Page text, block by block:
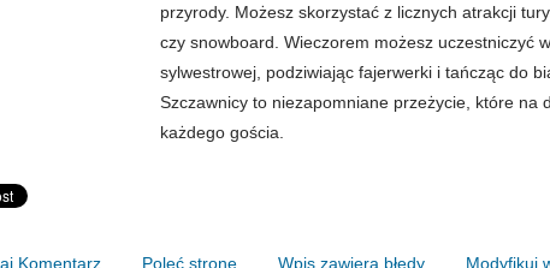
przyrody. Możesz skorzystać z licznych atrakcji
czy snowboard. Wieczorem możesz uczestniczyć
sylwestrowej, podziwiając fajerwerki i tańcząc do
Szczawnicy to niezapomniane przeżycie, które na
każdego gościa.
Komentarz Poleć stronę Wpis zawiera błędy Modyfikuj